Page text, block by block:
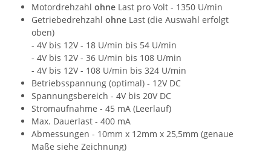
Motordrehzahl ohne Last pro Volt - 1350 U/min
Getriebedrehzahl ohne Last (die Auswahl erfolgt
oben)
- 4V bis 12V - 18 U/min bis 54 U/min
- 4V bis 12V - 36 U/min bis 108 U/min
- 4V bis 12V - 108 U/min bis 324 U/min
Betriebsspannung (optimal) - 12V DC
Spannungsbereich - 4V bis 20V DC
Stromaufnahme - 45 mA (Leerlauf)
Max. Dauerlast - 400 mA
Abmessungen - 10mm x 12mm x 25,5mm (genaue
Maße siehe Zeichnung)